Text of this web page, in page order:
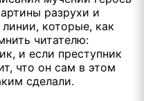
разрухи и
которые, как
читателю:
и если преступник
что он сам в этом
сделали.